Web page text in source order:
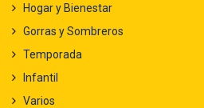
Hogar y Bienestar
Gorras y Sombreros
Temporada
Infantil
Varios